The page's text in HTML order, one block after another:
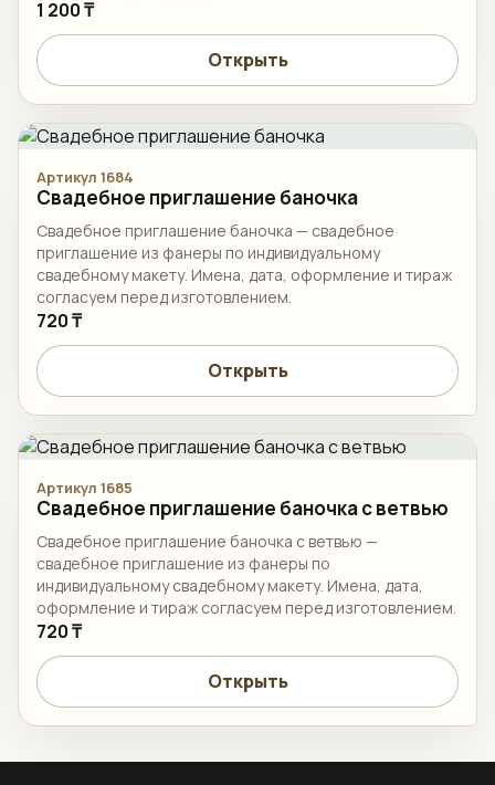
1 200 ₸
Открыть
Артикул 1684
Свадебное приглашение баночка
Свадебное приглашение баночка — свадебное
приглашение из фанеры по индивидуальному
свадебному макету. Имена, дата, оформление и тираж
согласуем перед изготовлением.
720 ₸
Открыть
Артикул 1685
Свадебное приглашение баночка с ветвью
Свадебное приглашение баночка с ветвью —
свадебное приглашение из фанеры по
индивидуальному свадебному макету. Имена, дата,
оформление и тираж согласуем перед изготовлением.
720 ₸
Открыть